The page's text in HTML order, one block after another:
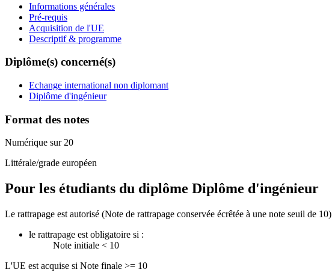
Informations générales
Pré-requis
Acquisition de l'UE
Descriptif & programme
Diplôme(s) concerné(s)
Echange international non diplomant
Diplôme d'ingénieur
Format des notes
Numérique sur 20
Littérale/grade européen
Pour les étudiants du diplôme Diplôme d'ingénieur
Le rattrapage est autorisé (Note de rattrapage conservée écrêtée à une note seuil de 10)
le rattrapage est obligatoire si :
Note initiale < 10
L'UE est acquise si Note finale >= 10